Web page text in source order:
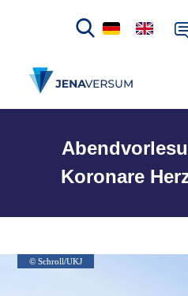
Koronare
© Schroll/UKJ
© Schroll/UKJ